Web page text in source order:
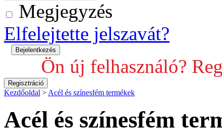
Megjegyzés
Elfelejtette jelszavát?
Ön új felhasználó?
Kezdőoldal > Acél és színesfém termékek
Acél és színesfém